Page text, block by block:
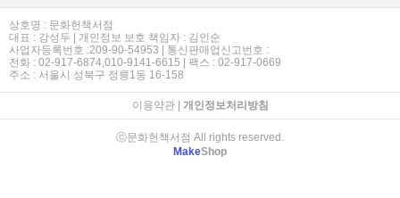
상호명 : 문화헌책서점
대표 : 강성두 | 개인정보 보호 책임자 : 김인순
사업자등록번호 :209-90-54953 | 통신판매업신고번호 :
전화 : 02-917-6874,010-9141-6615 | 팩스 : 02-917-0669
주소 : 서울시 성북구 정릉1동 16-158
이용약관| 개인정보처리방침
ⓒ문화헌책서점 All rights reserved.
MakeShop